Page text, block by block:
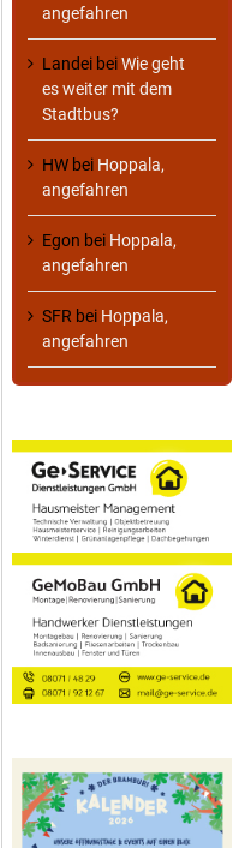
angefahren
Landei beiWie geht
es weiter mit dem
Stadtbus?
HW bei Hoppala,
angefahren
Egon bei Hoppala,
angefahren
SFR bei Hoppala,
angefahren